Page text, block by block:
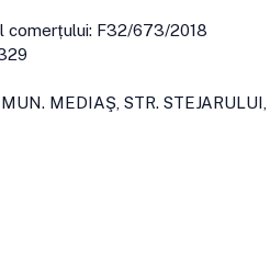
comerțului: F32/673/2018
MEDIAŞ, STR.